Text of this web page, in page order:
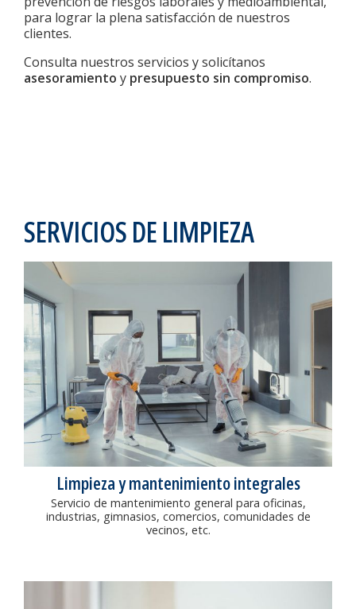
para lograr la plena satisfacción de nuestros
clientes.
Consulta nuestros servicios y solicítanos
asesoramiento y presupuesto sin compromiso.
SERVICIOS DE LIMPIEZA
Limpieza y mantenimiento integrales
Servicio de mantenimiento general para oficinas,
industrias, gimnasios, comercios, comunidades de
vecinos, etc.